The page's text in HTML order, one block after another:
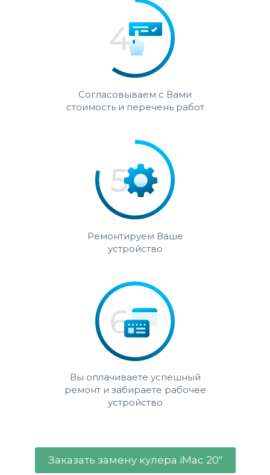
Согласовываем с Вами
стоимость и перечень работ
Ремонтируем Ваше
устройство
Вы оплачиваете успешный
ремонт и забираете рабочее
устройство
Заказать замену кулера iMac 20"